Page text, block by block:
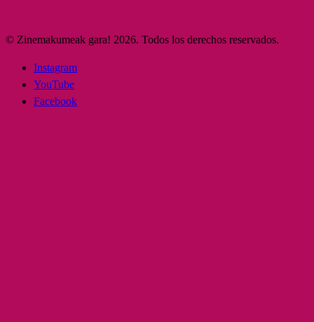
© Zinemakumeak gara! 2026. Todos los derechos reservados.
Instagram
YouTube
Facebook